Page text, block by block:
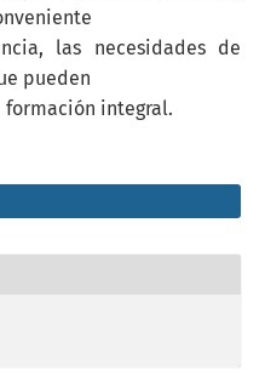
las necesidades de
pueden
integral.